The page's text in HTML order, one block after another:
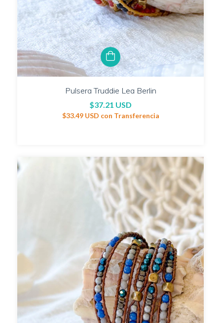
Pulsera Truddie Lea Berlin
$37.21 USD
$33.49 USD con Transferencia